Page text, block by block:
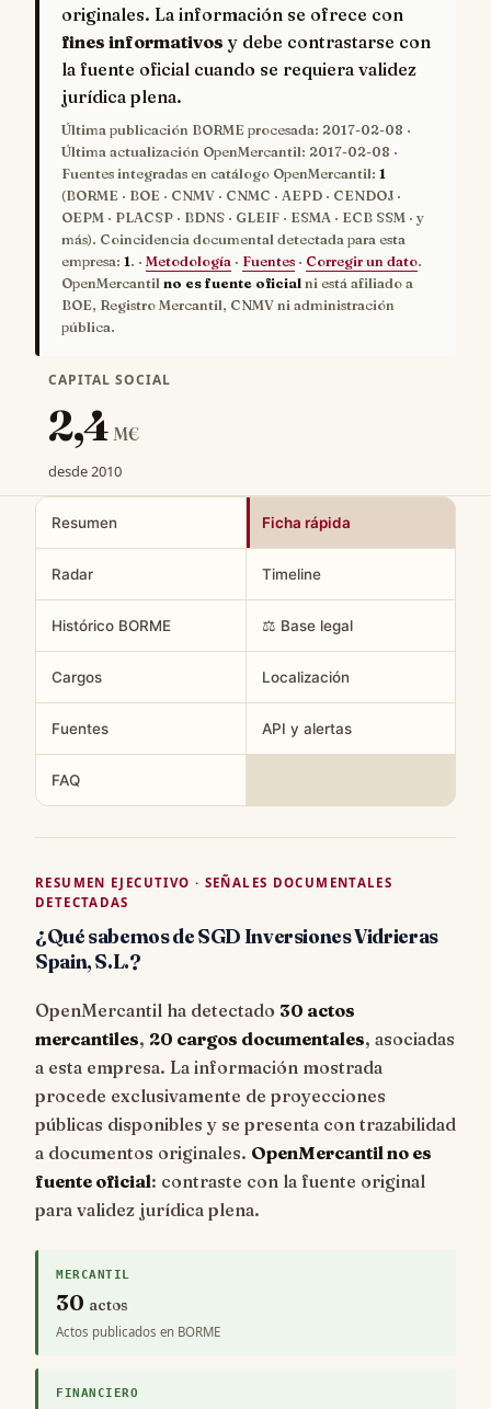
originales. La información se ofrece con
fines informativos y debe contrastarse con
la fuente oficial cuando se requiera validez
jurídica plena.
Última publicación BORME procesada: 2017-02-08 ·
Última actualización OpenMercantil: 2017-02-08 ·
Fuentes integradas en catálogo OpenMercantil: 1
(BORME · BOE · CNMV · CNMC · AEPD · CENDOJ ·
OEPM · PLACSP · BDNS · GLEIF · ESMA · ECB SSM · y
más). Coincidencia documental detectada para esta
empresa: 1. · Metodología · Fuentes · Corregir un dato.
OpenMercantil no es fuente oficial ni está afiliado a
BOE, Registro Mercantil, CNMV ni administración
pública.
CAPITAL SOCIAL
2,4 M€
desde 2010
Resumen Ficha rápida
Radar Timeline
Histórico BORME ⚖️ Base legal
Cargos Localización
Fuentes API y alertas
FAQ
RESUMEN EJECUTIVO · SEÑALES DOCUMENTALES
DETECTADAS
¿Qué sabemos de SGD Inversiones Vidrieras
Spain, S.L.?
OpenMercantil ha detectado 30 actos
mercantiles, 20 cargos documentales, asociadas
a esta empresa. La información mostrada
procede exclusivamente de proyecciones
públicas disponibles y se presenta con trazabilidad
a documentos originales. OpenMercantil no es
fuente oficial: contraste con la fuente original
para validez jurídica plena.
MERCANTIL
30 actos
Actos publicados en BORME
FINANCIERO